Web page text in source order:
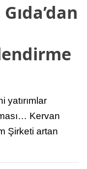
yatırımlar
Kervan
Şirketi artan